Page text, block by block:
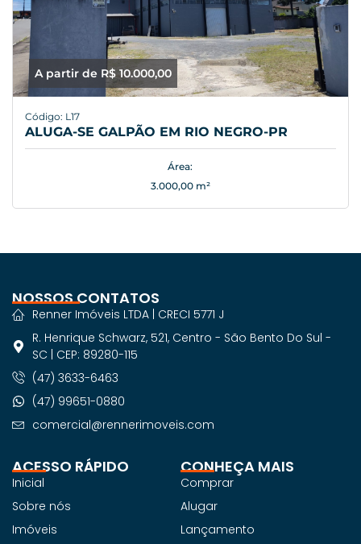
A partir de R$ 10.000,00
Código: L17
ALUGA-SE GALPÃO EM RIO NEGRO-PR
Área:
3.000,00 m²
ACESSO RÁPIDO
Inicial
Sobre nós
Imóveis
CONHEÇA MAIS
Comprar
Alugar
Lançamento
NOSSOS CONTATOS
Renner Imóveis LTDA | CRECI 5771 J
R. Henrique Schwarz, 521, Centro - São Bento Do Sul -
SC | CEP: 89280-115
(47) 3633-6463
(47) 99651-0880
comercial@rennerimoveis.com